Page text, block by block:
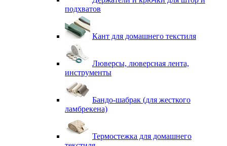
подхватов
Кант для домашнего текстиля
Люверсы, люверсная лента,
инструменты
Бандо-шабрак (для жесткого
ламбрекена)
Термостежка для домашнего